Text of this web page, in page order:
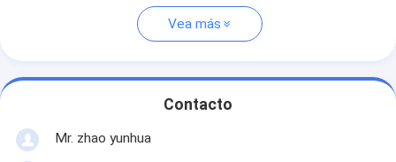
Vea más
Contacto
Mr. zhao yunhua